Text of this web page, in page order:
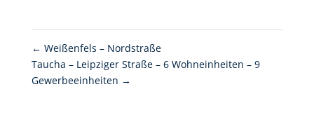
← Weißenfels – Nordstraße
Taucha – Leipziger Straße – 6 Wohneinheiten – 9
Gewerbeeinheiten →